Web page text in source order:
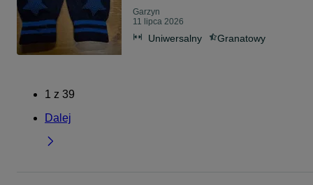
Garzyn
11 lipca 2026
Uniwersalny Granatowy
1 z 39
Dalej